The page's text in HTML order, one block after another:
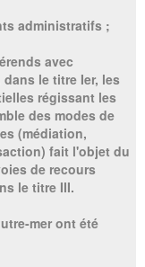
administratifs ;
avec
le titre Ier, les
régissant les
des modes de
(médiation,
fait l'objet du
de recours
le titre III.
mer ont été